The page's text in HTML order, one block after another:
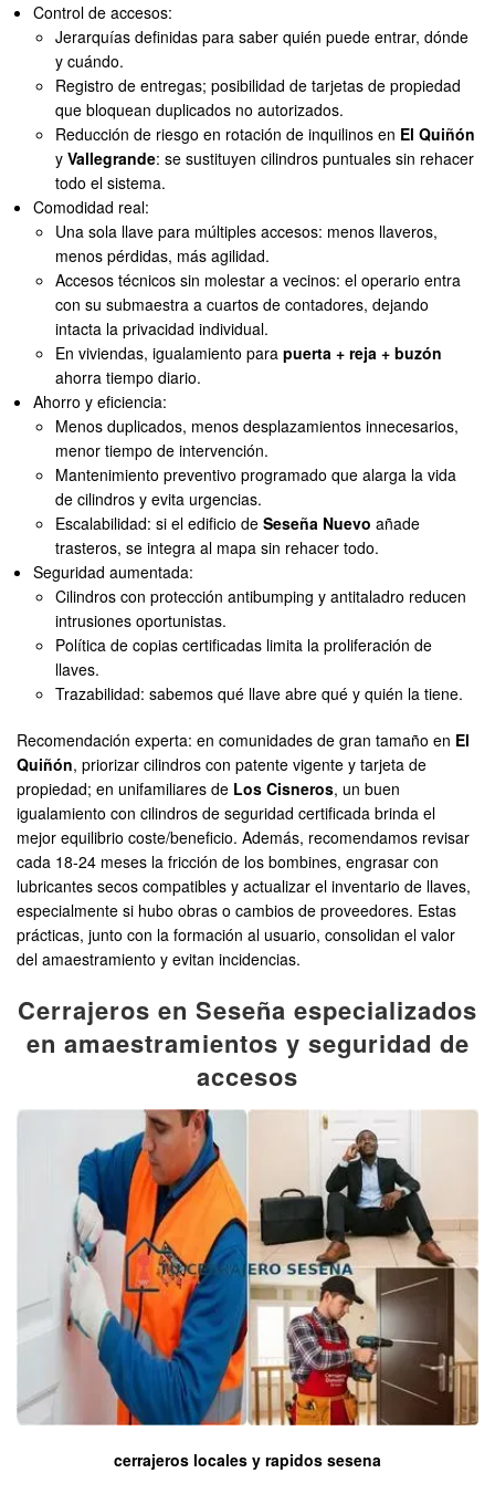
Control de accesos:
Jerarquías definidas para saber quién puede entrar, dónde
y cuándo.
Registro de entregas; posibilidad de tarjetas de propiedad
que bloquean duplicados no autorizados.
Reducción de riesgo en rotación de inquilinos en El Quiñón
yVallegrande: se sustituyen cilindros puntuales sin rehacer
todo el sistema.
Comodidad real:
Una sola llave para múltiples accesos: menos llaveros,
menos pérdidas, más agilidad.
Accesos técnicos sin molestar a vecinos: el operario entra
con su submaestra a cuartos de contadores, dejando
intacta la privacidad individual.
En viviendas, igualamiento parapuerta + reja + buzón
ahorra tiempo diario.
Ahorro y eficiencia:
Menos duplicados, menos desplazamientos innecesarios,
menor tiempo de intervención.
Mantenimiento preventivo programado que alarga la vida
de cilindros y evita urgencias.
Escalabilidad: si el edificio deSeseña Nuevo añade
trasteros, se integra al mapa sin rehacer todo.
Seguridad aumentada:
Cilindros con protección antibumping y antitaladro reducen
intrusiones oportunistas.
Política de copias certificadas limita la proliferación de
llaves.
Trazabilidad: sabemos qué llave abre qué y quién la tiene.
Recomendación experta: en comunidades de gran tamaño en El
Quiñón, priorizar cilindros con patente vigente y tarjeta de
propiedad; en unifamiliares de Los Cisneros, un buen
igualamiento con cilindros de seguridad certificada brinda el
mejor equilibrio coste/beneficio. Además, recomendamos revisar
cada 18-24 meses la fricción de los bombines, engrasar con
lubricantes secos compatibles y actualizar el inventario de llaves,
especialmente si hubo obras o cambios de proveedores. Estas
prácticas, junto con la formación al usuario, consolidan el valor
del amaestramiento y evitan incidencias.
Cerrajeros en Seseña especializados
en amaestramientos y seguridad de
accesos
cerrajeros locales y rapidos sesena